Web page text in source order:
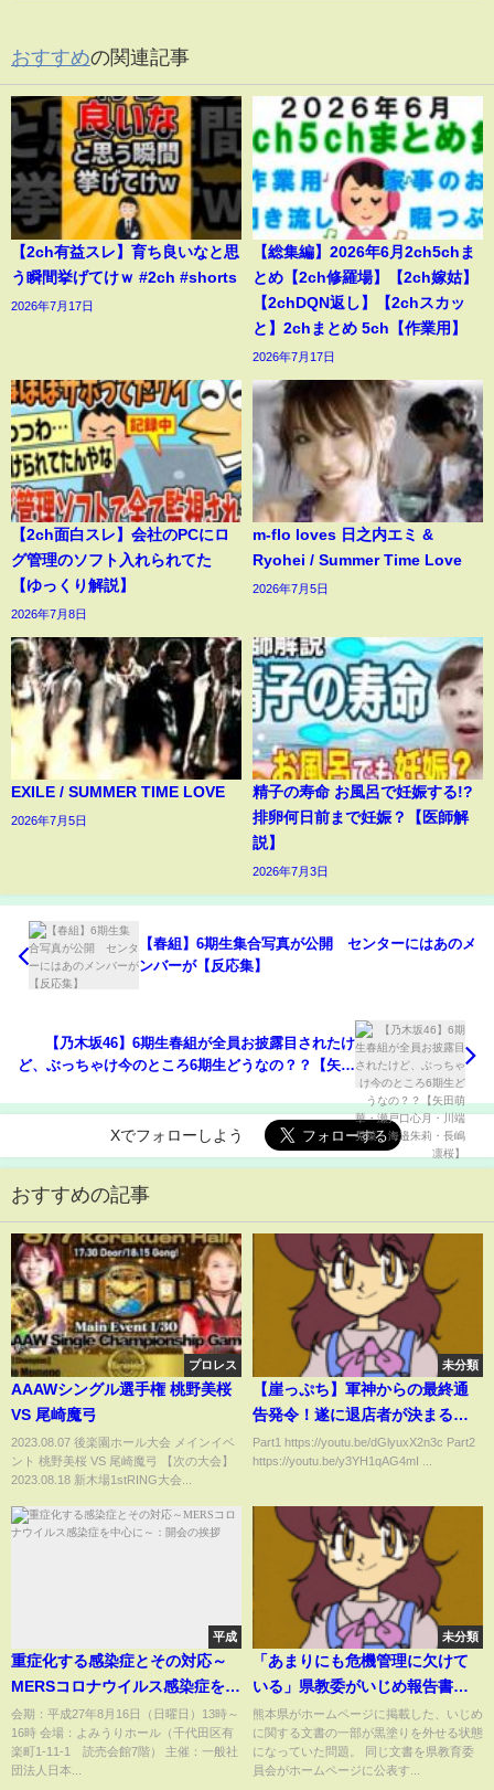
おすすめの関連記事
【2ch有益スレ】育ち良いなと思
う瞬間挙げてけｗ #2ch #shorts
2026年7月17日
【総集編】2026年6月2ch5chま
とめ【2ch修羅場】【2ch嫁姑】
【2chDQN返し】【2chスカッ
と】2chまとめ 5ch【作業用】
2026年7月17日
【2ch面白スレ】会社のPCにロ
グ管理のソフト入れられてた
【ゆっくり解説】
2026年7月8日
m-flo loves 日之内エミ &
Ryohei / Summer Time Love
2026年7月5日
EXILE / SUMMER TIME LOVE
2026年7月5日
精子の寿命 お風呂で妊娠する!?
排卵何日前まで妊娠？【医師解
説】
2026年7月3日
【春組】6期生集合写真が公開 センターにはあのメ
ンバーが【反応集】
【乃木坂46】6期生春組が全員お披露目されたけ
ど、ぶっちゃけ今のところ6期生どうなの？？【矢田
Xでフォローしよう
おすすめの記事
プロレス
AAAWシングル選手権 桃野美桜
VS 尾崎魔弓
2023.08.07 後楽園ホール大会 メインイベ
ント 桃野美桜 VS 尾崎魔弓 【次の大会】
2023.08.18 新木場1stRING大会...
未分類
【崖っぷち】軍神からの最終通
告発令！遂に退店者が決まる…
Part1 https://youtu.be/dGlyuxX2n3c Part2
https://youtu.be/y3YH1qAG4mI ...
平成
重症化する感染症とその対応～
MERSコロナウイルス感染症を中
心に～：開会の挨拶
会期：平成27年8月16日（日曜日）13時～
16時 会場：よみうりホール（千代田区有
楽町1-11-1 読売会館7階） 主催：一般社
団法人日本...
未分類
「あまりにも危機管理に欠けて
いる」県教委がいじめ報告書を
黒塗りせず掲載
熊本県がホームページに掲載した、いじめ
に関する文書の一部が黒塗りを外せる状態
になっていた問題。 同じ文書を県教育委
員会がホームページに公表す...